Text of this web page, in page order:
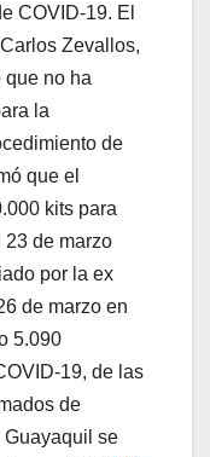
COVID-19. El
Zevallos,
no ha
la
de
que el
kits para
23 de marzo
por la ex
de marzo en
5.090
19, de las
de
Guayaquil se